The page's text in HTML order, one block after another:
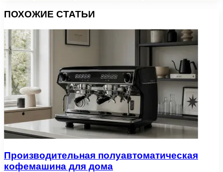
ПОХОЖИЕ СТАТЬИ
Производительная полуавтоматическая
кофемашина для дома